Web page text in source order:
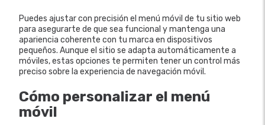
Puedes ajustar con precisión el menú móvil de tu sitio web
para asegurarte de que sea funcional y mantenga una
apariencia coherente con tu marca en dispositivos
pequeños. Aunque el sitio se adapta automáticamente a
móviles, estas opciones te permiten tener un control más
preciso sobre la experiencia de navegación móvil.
Cómo personalizar el menú
móvil